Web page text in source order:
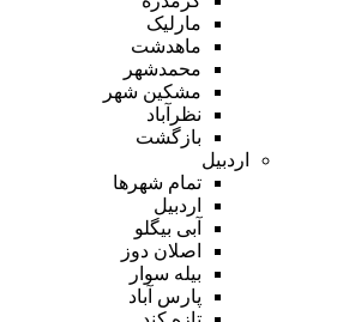
مارلیک
ماهدشت
محمدشهر
مشکین شهر
نظرآباد
بازگشت
اردبیل
تمام شهر‌ها
اردبیل
آبی بیگلو
اصلان دوز
بیله سوار
پارس آباد